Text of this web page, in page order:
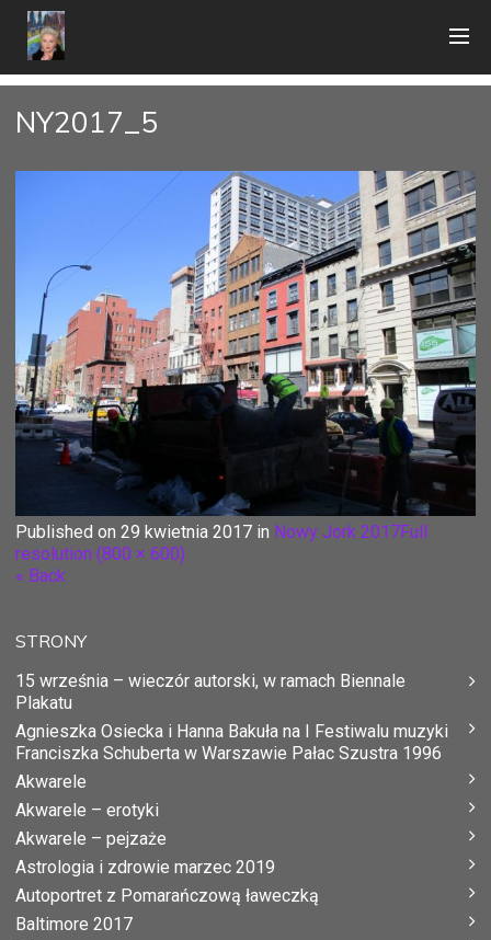
NY2017_5
Published on 29 kwietnia 2017 in Nowy Jork 2017Full
resolution (800 × 600)
« Back
STRONY
15 września – wieczór autorski, w ramach Biennale
Plakatu
Agnieszka Osiecka i Hanna Bakuła na I Festiwalu muzyki
Franciszka Schuberta w Warszawie Pałac Szustra 1996
Akwarele
Akwarele – erotyki
Akwarele – pejzaże
Astrologia i zdrowie marzec 2019
Autoportret z Pomarańczową ławeczką
Baltimore 2017